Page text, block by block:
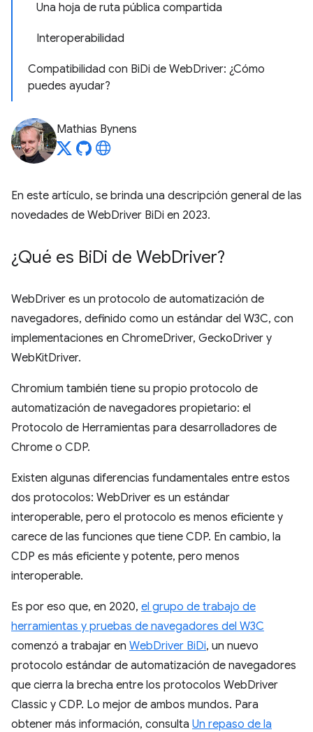
Una hoja de ruta pública compartida
Interoperabilidad
Compatibilidad con BiDi de WebDriver: ¿Cómo
puedes ayudar?
Mathias Bynens
En este artículo, se brinda una descripción general de las
novedades de WebDriver BiDi en 2023.
¿Qué es BiDi de WebDriver?
WebDriver es un protocolo de automatización de
navegadores, definido como un estándar del W3C, con
implementaciones en ChromeDriver, GeckoDriver y
WebKitDriver.
Chromium también tiene su propio protocolo de
automatización de navegadores propietario: el
Protocolo de Herramientas para desarrolladores de
Chrome o CDP.
Existen algunas diferencias fundamentales entre estos
dos protocolos: WebDriver es un estándar
interoperable, pero el protocolo es menos eficiente y
carece de las funciones que tiene CDP. En cambio, la
CDP es más eficiente y potente, pero menos
interoperable.
Es por eso que, en 2020, el grupo de trabajo de
herramientas y pruebas de navegadores del W3C
comenzó a trabajar en WebDriver BiDi, un nuevo
protocolo estándar de automatización de navegadores
que cierra la brecha entre los protocolos WebDriver
Classic y CDP. Lo mejor de ambos mundos. Para
obtener más información, consulta Un repaso de la